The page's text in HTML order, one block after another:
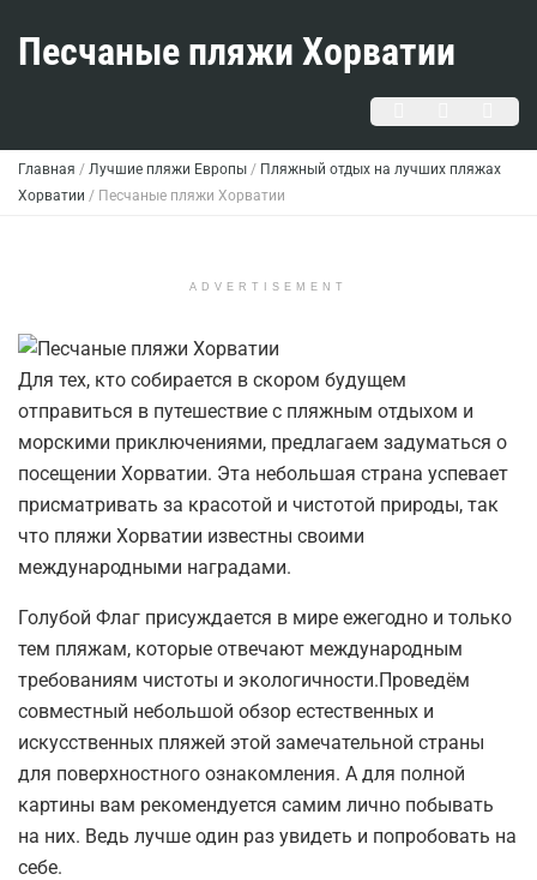
Песчаные пляжи Хорватии
Главная / Лучшие пляжи Европы / Пляжный отдых на лучших пляжах
Хорватии / Песчаные пляжи Хорватии
ADVERTISEMENT
Для тех, кто собирается в скором будущем
отправиться в путешествие с пляжным отдыхом и
морскими приключениями, предлагаем задуматься о
посещении Хорватии. Эта небольшая страна успевает
присматривать за красотой и чистотой природы, так
что пляжи Хорватии известны своими
международными наградами.
Голубой Флаг присуждается в мире ежегодно и только
тем пляжам, которые отвечают международным
требованиям чистоты и экологичности.Проведём
совместный небольшой обзор естественных и
искусственных пляжей этой замечательной страны
для поверхностного ознакомления. А для полной
картины вам рекомендуется самим лично побывать
на них. Ведь лучше один раз увидеть и попробовать на
себе.